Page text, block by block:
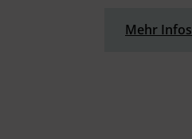
Mehr Infos